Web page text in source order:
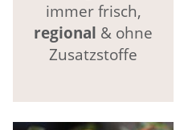
immer frisch,
regional & ohne
Zusatzstoffe